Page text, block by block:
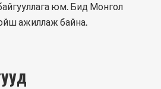
юм. Бид Монгол
ажиллаж байна.